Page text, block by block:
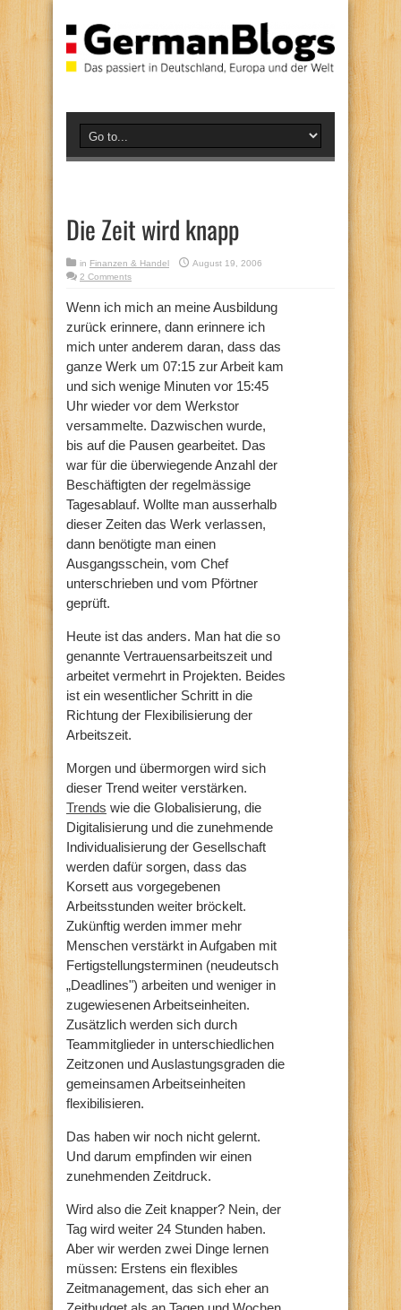
Die Zeit wird knapp
in Finanzen & Handel
August 19, 2006
2 Comments
Wenn ich mich an meine Ausbildung
zurück erinnere, dann erinnere ich
mich unter anderem daran, dass das
ganze Werk um 07:15 zur Arbeit kam
und sich wenige Minuten vor 15:45
Uhr wieder vor dem Werkstor
versammelte. Dazwischen wurde,
bis auf die Pausen gearbeitet. Das
war für die überwiegende Anzahl der
Beschäftigten der regelmässige
Tagesablauf. Wollte man ausserhalb
dieser Zeiten das Werk verlassen,
dann benötigte man einen
Ausgangsschein, vom Chef
unterschrieben und vom Pförtner
geprüft.
Heute ist das anders. Man hat die so
genannte Vertrauensarbeitszeit und
arbeitet vermehrt in Projekten. Beides
ist ein wesentlicher Schritt in die
Richtung der Flexibilisierung der
Arbeitszeit.
Morgen und übermorgen wird sich
dieser Trend weiter verstärken.
Trends wie die Globalisierung, die
Digitalisierung und die zunehmende
Individualisierung der Gesellschaft
werden dafür sorgen, dass das
Korsett aus vorgegebenen
Arbeitsstunden weiter bröckelt.
Zukünftig werden immer mehr
Menschen verstärkt in Aufgaben mit
Fertigstellungsterminen (neudeutsch
„Deadlines") arbeiten und weniger in
zugewiesenen Arbeitseinheiten.
Zusätzlich werden sich durch
Teammitglieder in unterschiedlichen
Zeitzonen und Auslastungsgraden die
gemeinsamen Arbeitseinheiten
flexibilisieren.
Das haben wir noch nicht gelernt.
Und darum empfinden wir einen
zunehmenden Zeitdruck.
Wird also die Zeit knapper? Nein, der
Tag wird weiter 24 Stunden haben.
Aber wir werden zwei Dinge lernen
müssen: Erstens ein flexibles
Zeitmanagement, das sich eher an